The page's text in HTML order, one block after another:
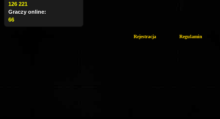
126 221
Graczy online:
66
Rejestracja Regulamin